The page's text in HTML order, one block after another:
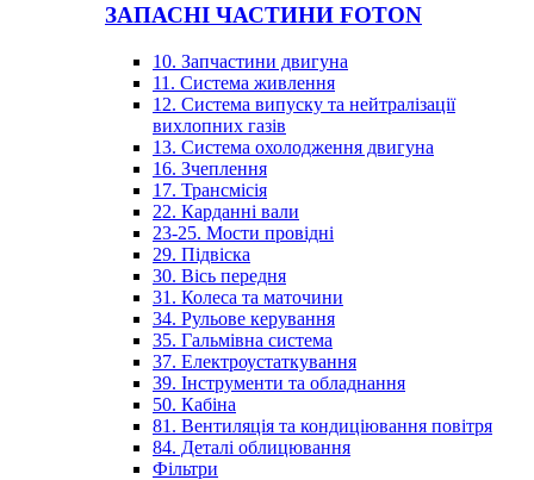
ЗАПАСНІ ЧАСТИНИ FOTON
10. Запчастини двигуна
11. Система живлення
12. Система випуску та нейтралізації
вихлопних газів
13. Система охолодження двигуна
16. Зчеплення
17. Трансмісія
22. Карданні вали
23-25. Мости провідні
29. Підвіска
30. Вісь передня
31. Колеса та маточини
34. Рульове керування
35. Гальмівна система
37. Електроустаткування
39. Інструменти та обладнання
50. Кабіна
81. Вентиляція та кондиціювання повітря
84. Деталі облицювання
Фільтри